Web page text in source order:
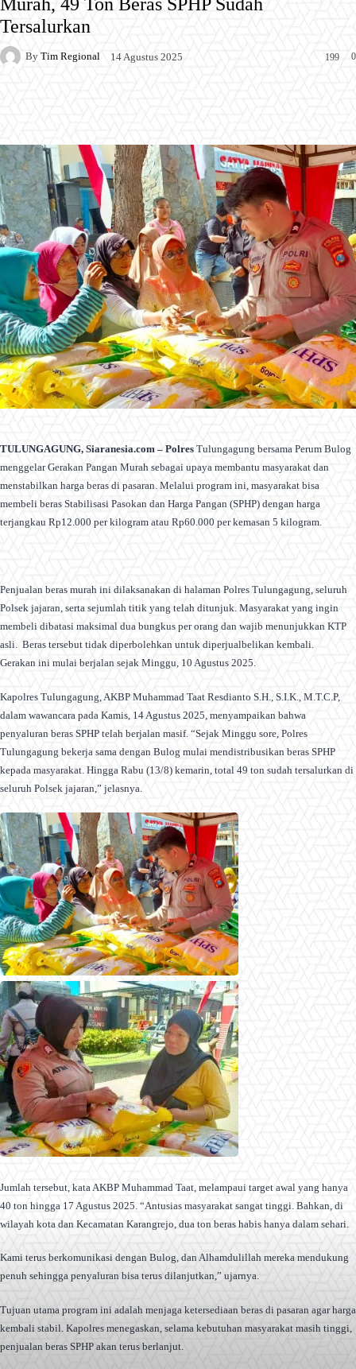
Tersalurkan
By Tim Regional 14 Agustus 2025 0
199
TULUNGAGUNG, Siaranesia.com – Polres Tulungagung bersama Perum Bulog
menggelar Gerakan Pangan Murah sebagai upaya membantu masyarakat dan
menstabilkan harga beras di pasaran. Melalui program ini, masyarakat bisa
membeli beras Stabilisasi Pasokan dan Harga Pangan (SPHP) dengan harga
terjangkau Rp12.000 per kilogram atau Rp60.000 per kemasan 5 kilogram.
Penjualan beras murah ini dilaksanakan di halaman Polres Tulungagung, seluruh
Polsek jajaran, serta sejumlah titik yang telah ditunjuk. Masyarakat yang ingin
membeli dibatasi maksimal dua bungkus per orang dan wajib menunjukkan KTP
asli. Beras tersebut tidak diperbolehkan untuk diperjualbelikan kembali.
Gerakan ini mulai berjalan sejak Minggu, 10 Agustus 2025.
Kapolres Tulungagung, AKBP Muhammad Taat Resdianto S.H., S.I.K., M.T.C.P,
dalam wawancara pada Kamis, 14 Agustus 2025, menyampaikan bahwa
penyaluran beras SPHP telah berjalan masif. “Sejak Minggu sore, Polres
Tulungagung bekerja sama dengan Bulog mulai mendistribusikan beras SPHP
kepada masyarakat. Hingga Rabu (13/8) kemarin, total 49 ton sudah tersalurkan di
seluruh Polsek jajaran,” jelasnya.
Jumlah tersebut, kata AKBP Muhammad Taat, melampaui target awal yang hanya
40 ton hingga 17 Agustus 2025. “Antusias masyarakat sangat tinggi. Bahkan, di
wilayah kota dan Kecamatan Karangrejo, dua ton beras habis hanya dalam sehari.
Kami terus berkomunikasi dengan Bulog, dan Alhamdulillah mereka mendukung
penuh sehingga penyaluran bisa terus dilanjutkan,” ujarnya.
Tujuan utama program ini adalah menjaga ketersediaan beras di pasaran agar harga
kembali stabil. Kapolres menegaskan, selama kebutuhan masyarakat masih tinggi,
penjualan beras SPHP akan terus berlanjut.